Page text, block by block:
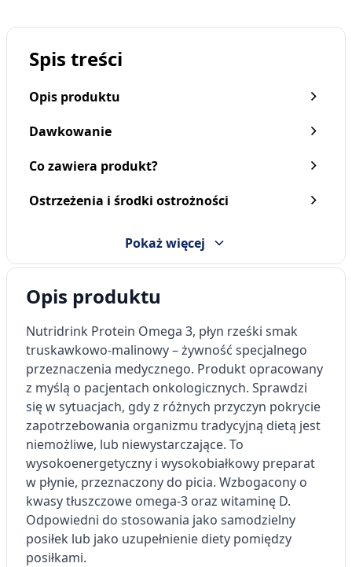
Nutridrink Protein, płyn o
Nutridrink Protein, płyn o
x 125 ml
43,39 zł
Spis treści
Opis produktu
Dawkowanie
Co zawiera produkt?
Ostrzeżenia i środki ostrożności
Pokaż więcej
Opis produktu
Nutridrink Protein Omega 3, płyn rześki smak
truskawkowo-malinowy – żywność specjalnego
przeznaczenia medycznego. Produkt opracowany
z myślą o pacjentach onkologicznych. Sprawdzi
się w sytuacjach, gdy z różnych przyczyn pokrycie
zapotrzebowania organizmu tradycyjną dietą jest
niemożliwe, lub niewystarczające. To
wysokoenergetyczny i wysokobiałkowy preparat
w płynie, przeznaczony do picia. Wzbogacony o
kwasy tłuszczowe omega-3 oraz witaminę D.
Odpowiedni do stosowania jako samodzielny
posiłek lub jako uzupełnienie diety pomiędzy
posiłkami.